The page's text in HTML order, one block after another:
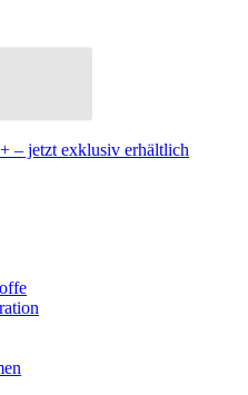
– jetzt exklusiv erhältlich